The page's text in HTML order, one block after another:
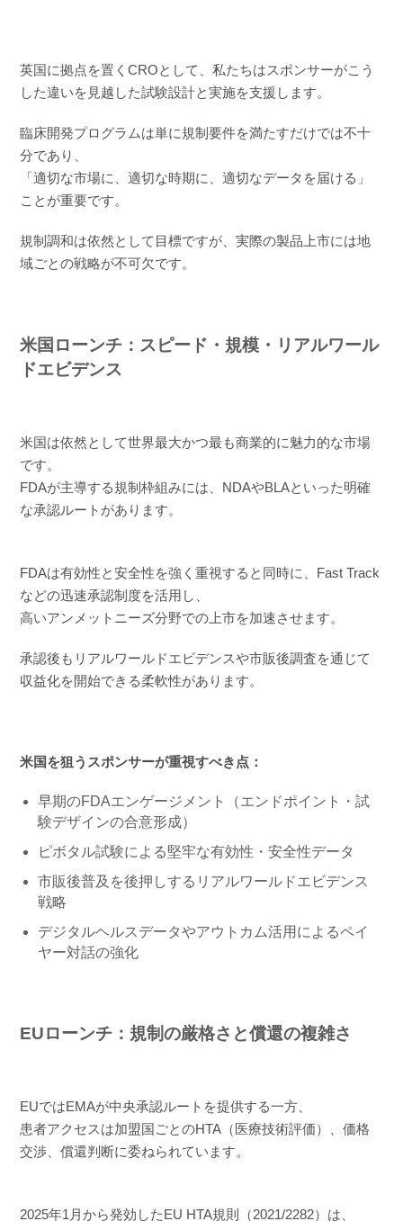
英国に拠点を置くCROとして、私たちはスポンサーがこう
した違いを見越した試験設計と実施を支援します。
臨床開発プログラムは単に規制要件を満たすだけでは不十
分であり、
「適切な市場に、適切な時期に、適切なデータを届ける」
ことが重要です。
規制調和は依然として目標ですが、実際の製品上市には地
域ごとの戦略が不可欠です。
米国ローンチ：スピード・規模・リアルワール
ドエビデンス
米国は依然として世界最大かつ最も商業的に魅力的な市場
です。
FDAが主導する規制枠組みには、NDAやBLAといった明確
な承認ルートがあります。
FDAは有効性と安全性を強く重視すると同時に、Fast Track
などの迅速承認制度を活用し、
高いアンメットニーズ分野での上市を加速させます。
承認後もリアルワールドエビデンスや市販後調査を通じて
収益化を開始できる柔軟性があります。
米国を狙うスポンサーが重視すべき点：
早期のFDAエンゲージメント（エンドポイント・試
験デザインの合意形成）
ピボタル試験による堅牢な有効性・安全性データ
市販後普及を後押しするリアルワールドエビデンス
戦略
デジタルヘルスデータやアウトカム活用によるペイ
ヤー対話の強化
EUローンチ：規制の厳格さと償還の複雑さ
EUではEMAが中央承認ルートを提供する一方、
患者アクセスは加盟国ごとのHTA（医療技術評価）、価格
交渉、償還判断に委ねられています。
2025年1月から発効したEU HTA規則（2021/2282）は、